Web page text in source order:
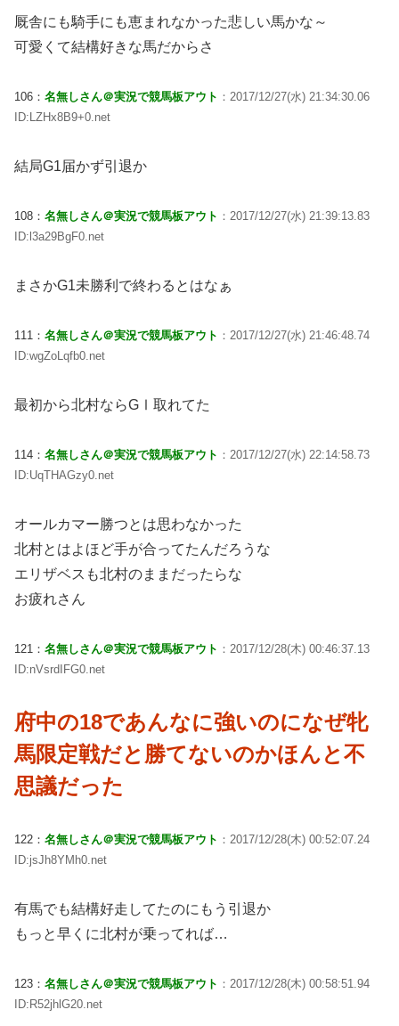
厩舎にも騎手にも恵まれなかった悲しい馬かな～
可愛くて結構好きな馬だからさ
106： 名無しさん＠実況で競馬板アウト ：2017/12/27(水) 21:34:30.06
ID:LZHx8B9+0.net
結局G1届かず引退か
108： 名無しさん＠実況で競馬板アウト ：2017/12/27(水) 21:39:13.83
ID:l3a29BgF0.net
まさかG1未勝利で終わるとはなぁ
111： 名無しさん＠実況で競馬板アウト ：2017/12/27(水) 21:46:48.74
ID:wgZoLqfb0.net
最初から北村ならGⅠ取れてた
114： 名無しさん＠実況で競馬板アウト ：2017/12/27(水) 22:14:58.73
ID:UqTHAGzy0.net
オールカマー勝つとは思わなかった
北村とはよほど手が合ってたんだろうな
エリザベスも北村のままだったらな
お疲れさん
121： 名無しさん＠実況で競馬板アウト ：2017/12/28(木) 00:46:37.13
ID:nVsrdIFG0.net
府中の18であんなに強いのになぜ牝
馬限定戦だと勝てないのかほんと不
思議だった
122： 名無しさん＠実況で競馬板アウト ：2017/12/28(木) 00:52:07.24
ID:jsJh8YMh0.net
有馬でも結構好走してたのにもう引退か
もっと早くに北村が乗ってれば…
123： 名無しさん＠実況で競馬板アウト ：2017/12/28(木) 00:58:51.94
ID:R52jhlG20.net